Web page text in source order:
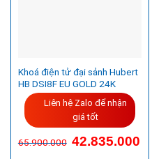
Khoá điện tử đại sảnh Hubert
HB DSI8F EU GOLD 24K
Liên hệ Zalo để nhận
giá tốt
65.900.000 Giá
gốc
42.835.000Giá
hiện